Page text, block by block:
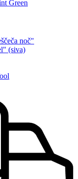
Green
noč"
(siva)